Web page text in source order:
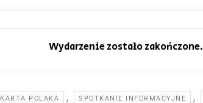
Wydarzenie zostało zakończone.
KARTA POLAKA , SPOTKANIE INFORMACYJNE ,